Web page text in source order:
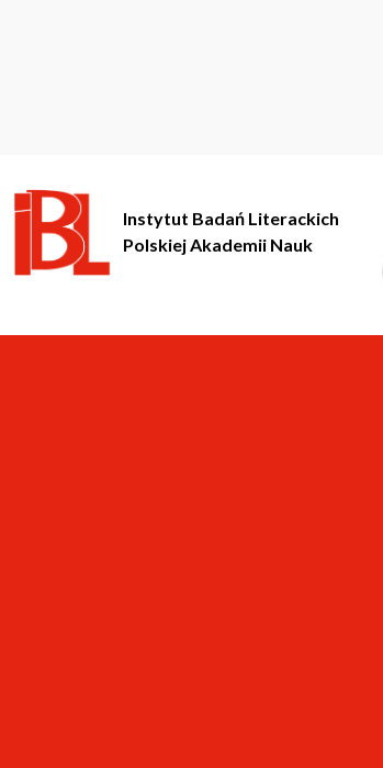
Instytut Badań Literackich
Polskiej Akademii Nauk
Instytut Badań Literackich Polskiej Akademii Nauk